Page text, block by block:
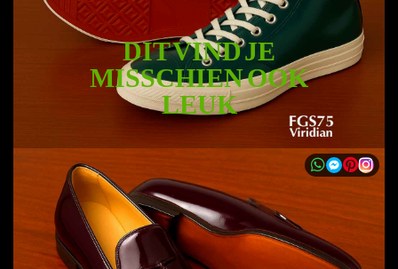
DIT VIND JE
MISSCHIEN OOK
LEUK